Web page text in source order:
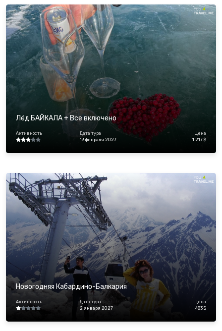
Лёд БАЙКАЛА + Все включено
Активность
Дата тура
13 февраля 2027
Цена
1 217 $
Новогодняя Кабардино-Балкария
Активность
Дата тура
2 января 2027
Цена
483 $